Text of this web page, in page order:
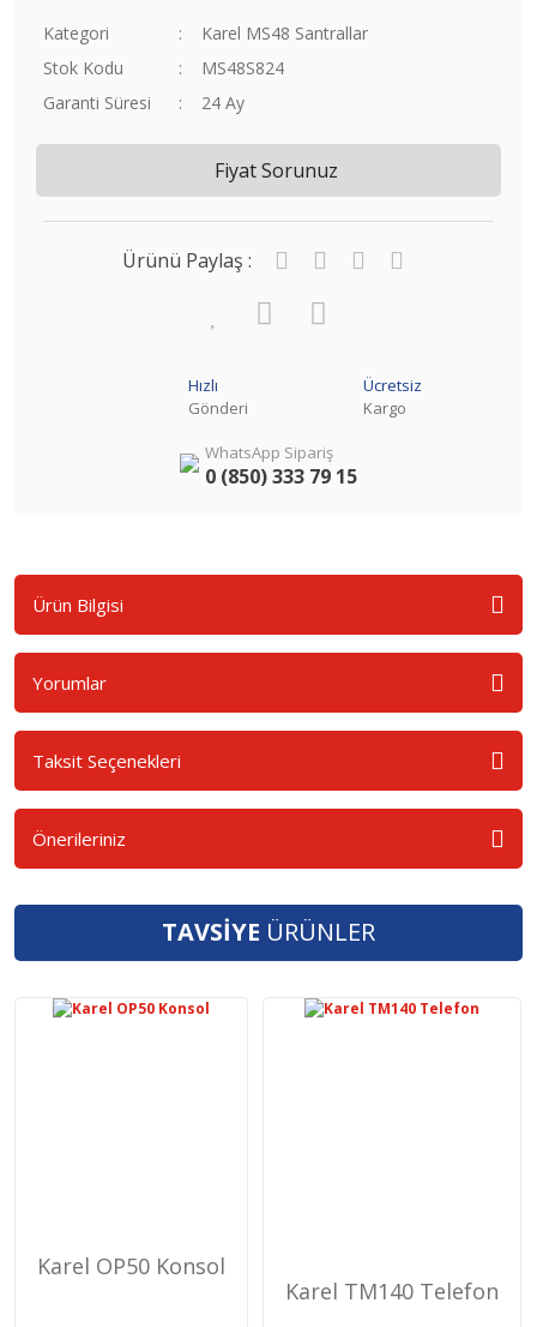
Kategori
Karel MS48 Santrallar
Stok Kodu
MS48S824
Garanti Süresi
24 Ay
Fiyat Sorunuz
Ürünü Paylaş :
Hızlı
Gönderi
Ücretsiz
Kargo
WhatsApp Sipariş
0 (850) 333 79 15
Ürün Bilgisi
Yorumlar
Taksit Seçenekleri
Önerileriniz
TAVSİYE ÜRÜNLER
Karel OP50 Konsol
Karel TM140 Telefon